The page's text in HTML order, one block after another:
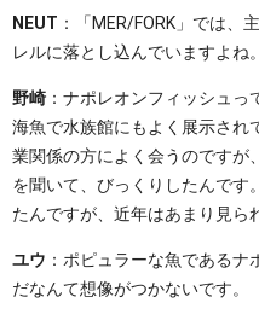
NEUT ：「MER/FORK」では、
レルに落とし込んでいますよね。
野崎 ：ナポレオンフィッシュ
海魚で水族館にもよく展示され
業関係の方によく会うのですが
を聞いて、びっくりしたんです
たんですが、近年はあまり見ら
ユウ ：ポピュラーな魚である
だなんて想像がつかないです。